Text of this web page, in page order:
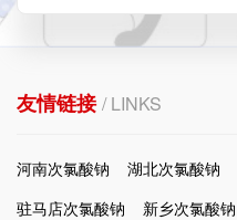
友情链接/ LINKS
河南次氯酸钠 湖北次氯酸钠
驻马店次氯酸钠
新乡次氯酸钠